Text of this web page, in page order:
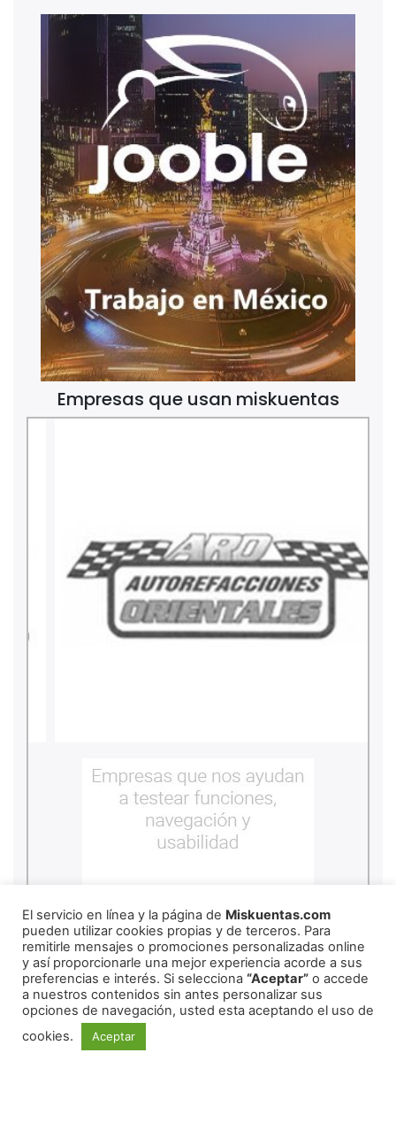
Empresas que usan miskuentas
copyrightmiskuentas2026
Redes Sociales
El servicio en línea y la página de Miskuentas.com
pueden utilizar cookies propias y de terceros. Para
remitirle mensajes o promociones personalizadas online
y así proporcionarle una mejor experiencia acorde a sus
preferencias e interés. Si selecciona “Aceptar” o accede
a nuestros contenidos sin antes personalizar sus
opciones de navegación, usted esta aceptando el uso de
cookies.
Aceptar